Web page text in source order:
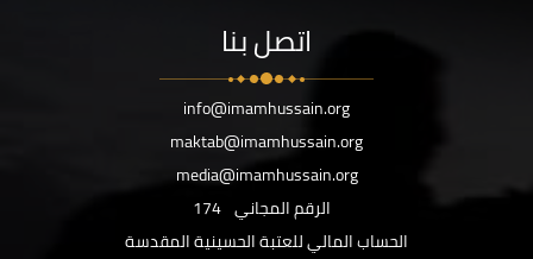
اتصل بنا
info@imamhussain.org
maktab@imamhussain.org
media@imamhussain.org
الرقم المجاني 174
الحساب المالي للعتبة الحسينية المقدسة